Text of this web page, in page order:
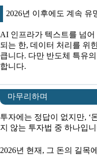
2026년 이후에도 계속 유
AI 인프라가 텍스트를 넘
되는 한, 데이터 처리를 위
큽니다. 다만 반도체 특유
합니다.
마무리하며
투자에는 정답이 없지만, ‘
지 않는 투자법 중 하나입
2026년 현재, 그 돈의 길목